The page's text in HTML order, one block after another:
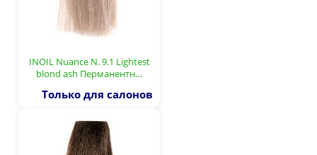
INOIL Nuance N. 9.1 Lightest
blond ash Перманентн…
Только для салонов